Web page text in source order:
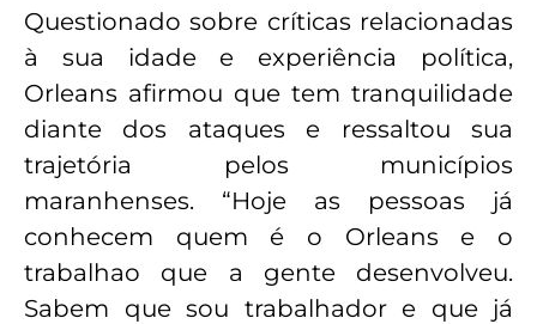
Questionado sobre críticas relacionadas
à sua idade e experiência política,
Orleans afirmou que tem tranquilidade
diante dos ataques e ressaltou sua
trajetória pelos municípios
maranhenses. “Hoje as pessoas já
conhecem quem é o Orleans e o
trabalhao que a gente desenvolveu.
Sabem que sou trabalhador e que já